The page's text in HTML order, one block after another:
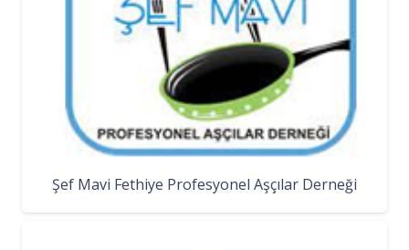
Şef Mavi Fethiye Profesyonel Aşçılar Derneği